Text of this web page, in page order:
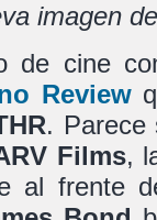
imagen
de cine
Review
.
Films,
al frente